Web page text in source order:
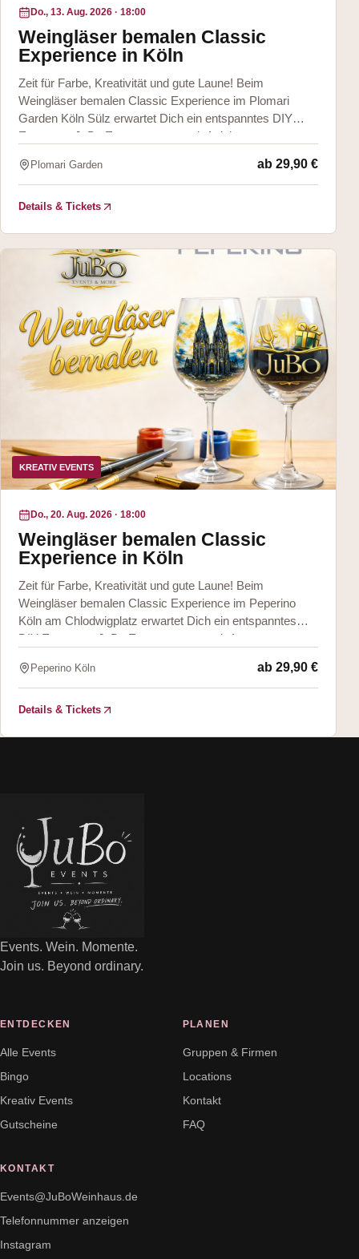
Do., 13. Aug. 2026 · 18:00
Weingläser bemalen Classic
Experience in Köln
Zeit für Farbe, Kreativität und gute Laune! Beim
Weingläser bemalen Classic Experience im Plomari
Garden Köln Sülz erwartet Dich ein entspanntes DIY
Event von JuBo Events & more mit Anleitun
Plomari Garden ab 29,90 €
Details & Tickets
KREATIV EVENTS
Do., 20. Aug. 2026 · 18:00
Weingläser bemalen Classic
Experience in Köln
Zeit für Farbe, Kreativität und gute Laune! Beim
Weingläser bemalen Classic Experience im Peperino
Köln am Chlodwigplatz erwartet Dich ein entspanntes
DIY Event von JuBo Events & more mit An
Peperino Köln ab 29,90 €
Details & Tickets
Events. Wein. Momente.
Join us. Beyond ordinary.
ENTDECKEN
Alle Events
Bingo
Kreativ Events
Gutscheine
PLANEN
Gruppen & Firmen
Locations
Kontakt
FAQ
KONTAKT
Events@JuBoWeinhaus.de
Telefonnummer anzeigen
Instagram